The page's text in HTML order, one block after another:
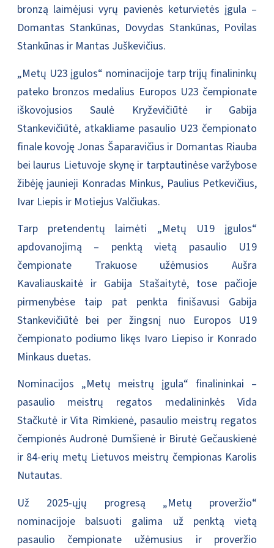
bronzą laimėjusi vyrų pavienės keturvietės įgula –
Domantas Stankūnas, Dovydas Stankūnas, Povilas
Stankūnas ir Mantas Juškevičius.
„Metų U23 įgulos“ nominacijoje tarp trijų finalininkų
pateko bronzos medalius Europos U23 čempionate
iškovojusios Saulė Kryževičiūtė ir Gabija
Stankevičiūtė, atkakliame pasaulio U23 čempionato
finale kovoję Jonas Šaparavičius ir Domantas Riauba
bei laurus Lietuvoje skynę ir tarptautinėse varžybose
žibėję jaunieji Konradas Minkus, Paulius Petkevičius,
Ivar Liepis ir Motiejus Valčiukas.
Tarp pretendentų laimėti „Metų U19 įgulos“
apdovanojimą – penktą vietą pasaulio U19
čempionate Trakuose užėmusios Aušra
Kavaliauskaitė ir Gabija Stašaitytė, tose pačioje
pirmenybėse taip pat penkta finišavusi Gabija
Stankevičiūtė bei per žingsnį nuo Europos U19
čempionato podiumo likęs Ivaro Liepiso ir Konrado
Minkaus duetas.
Nominacijos „Metų meistrų įgula“ finalininkai –
pasaulio meistrų regatos medalininkės Vida
Stačkutė ir Vita Rimkienė, pasaulio meistrų regatos
čempionės Audronė Dumšienė ir Birutė Gečauskienė
ir 84-erių metų Lietuvos meistrų čempionas Karolis
Nutautas.
Už 2025-ųjų progresą „Metų proveržio“
nominacijoje balsuoti galima už penktą vietą
pasaulio čempionate užėmusius ir proveržio